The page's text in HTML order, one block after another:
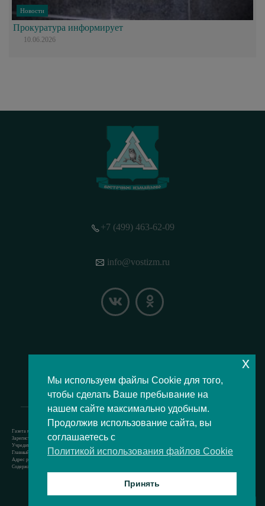
Новости
Прокуратура информирует
10.06.2026
+7 (499) 463-62-09
info@vostizm.ru
Газета муниципального округа Восточное Измайлово.
Зарегистрировано Роскомнадзором свидетельство Эл № ФС77-73364 от 24.07.2018 г.
Учредитель — аппарат Совета депутатов муниципального округа Восточное Измайлово.
Главный редактор — Кочерёжкин Н.А.
Адрес редакции: 105077, г. Москва, Измайловский бульвар, д. 50. т. +74994636209
Содержит материал возрастной категории 12+
Все права защищены © 2021
Мы используем файлы Cookie для того,
чтобы сделать Ваше пребывание на
нашем сайте максимально удобным.
Продолжив использование сайта, вы
соглашаетесь с
Политикой использования файлов Cookie
Принять
x